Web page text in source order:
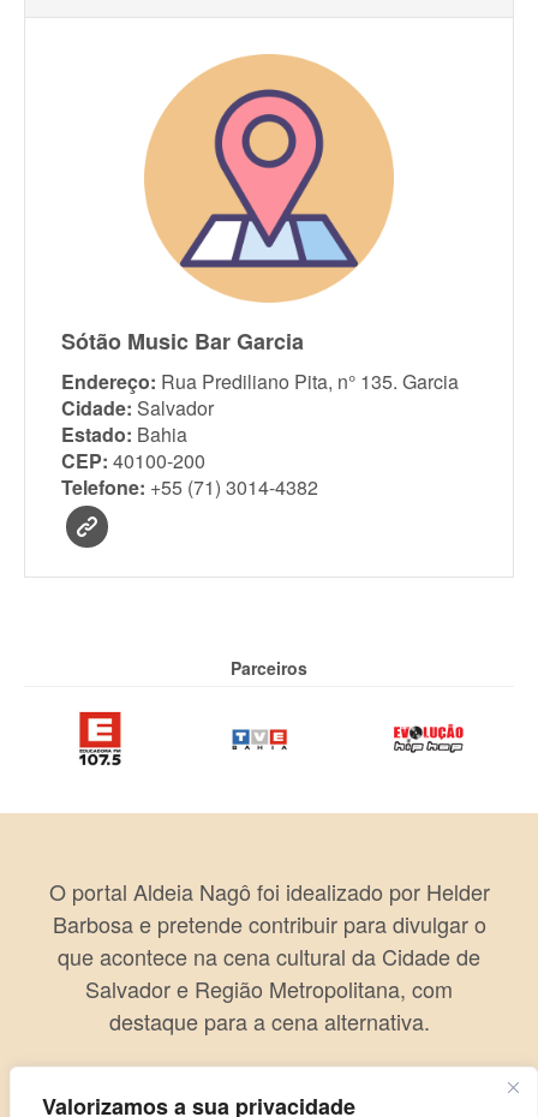
Valorizamos a sua privacidade
Sótão Music Bar Garcia
Endereço: Rua Prediliano Pita, n° 135. Garcia
Cidade: Salvador
Estado: Bahia
CEP: 40100-200
Telefone: +55 (71) 3014-4382
Parceiros
O portal Aldeia Nagô foi idealizado por Helder
Barbosa e pretende contribuir para divulgar o
que acontece na cena cultural da Cidade de
Salvador e Região Metropolitana, com
destaque para a cena alternativa.